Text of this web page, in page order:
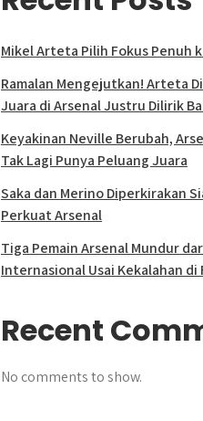
Mikel Arteta Pilih Fokus Penuh
Ramalan Mengejutkan! Arteta
Juara di Arsenal Justru Dilirik
Keyakinan Neville Berubah,
Tak Lagi Punya Peluang Juara
Saka dan Merino Diperkirakan
Perkuat Arsenal
Tiga Pemain Arsenal Mundur
Internasional Usai Kekalahan di
Recent
No comments to show.